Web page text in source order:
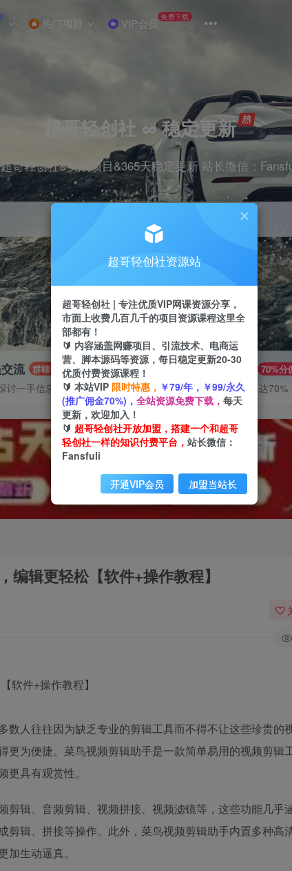
热门项目 VIP会员 免费下载
超哥轻创社 ∞ 稳定更新
超哥轻创社&实战项目&365天稳定更新 站长微信：
剪辑 电商 小红书
流 群聊
讨一手信息差
推广赚钱 70%分
推广返佣高达70%
辑更轻松【软件+操作教程】
人往往因为缺乏专业的剪辑工具而不得不让这些珍贵的
为便捷。菜鸟视频剪辑助手是一款简单易用的视频剪辑
具有观赏性。
辑、音频剪辑、视频拼接、视频滤镜等，这些功能几乎
辑、拼接等操作。此外，菜鸟视频剪辑助手内置多种高
生动逼真。
超哥轻创社资源站
超哥轻创社 | 专注优质VIP网课资源分享，
市面上收费几百几千的项目资源课程这里全
部都有！
🔰 内容涵盖网赚项目、引流技术、电商运
营、脚本源码等资源，每日稳定更新20-30
优质付费资源课程！
🔰 本站VIP 限时特惠， ￥79/年，￥99/永久
(推广佣金70%)， 全站资源免费下载， 每天
更新，欢迎加入！
🔰 超哥轻创社开放加盟，搭建一个和超哥
轻创社一样的知识付费平台， 站长微信：
Fansfuli
开通VIP会员 加盟当站长